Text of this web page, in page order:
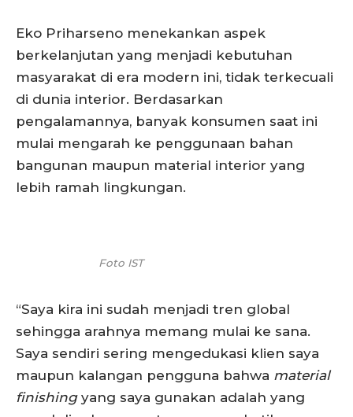
Eko Priharseno menekankan aspek
berkelanjutan yang menjadi kebutuhan
masyarakat di era modern ini, tidak terkecuali
di dunia interior. Berdasarkan
pengalamannya, banyak konsumen saat ini
mulai mengarah ke penggunaan bahan
bangunan maupun material interior yang
lebih ramah lingkungan.
Foto IST
“Saya kira ini sudah menjadi tren global
sehingga arahnya memang mulai ke sana.
Saya sendiri sering mengedukasi klien saya
maupun kalangan pengguna bahwa material
finishingyang saya gunakan adalah yang